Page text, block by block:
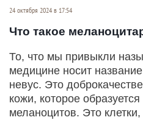
24 октября 2024 в 17:54
Что такое
То, что мы привыкли
медицине носит
невус. Это
кожи, которое
меланоцитов. Это